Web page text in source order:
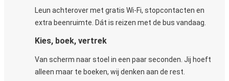
Leun achterover met gratis Wi-Fi, stopcontacten en
extra beenruimte. Dát is reizen met de bus vandaag.
Kies, boek, vertrek
Van scherm naar stoel in een paar seconden. Jij hoeft
alleen maar te boeken, wij denken aan de rest.